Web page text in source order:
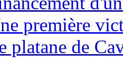
première
platane de